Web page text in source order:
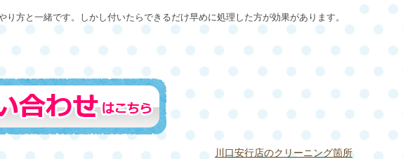
方と一緒です。しかし付いたらできるだけ早めに処理した方が効果があります。
川口安行店のクリーニング箇所